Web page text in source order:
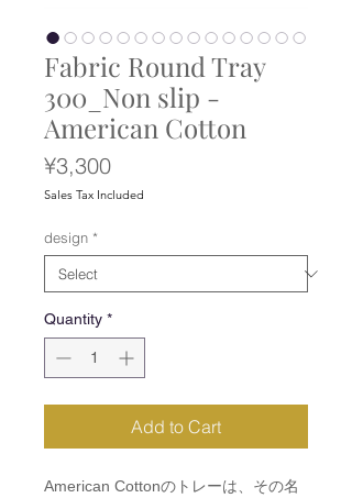
Fabric Round Tray
300_Non slip -
American Cotton
¥3,300Price
Sales Tax Included
design *
Quantity *
Add to Cart
American Cottonのトレーは、その名